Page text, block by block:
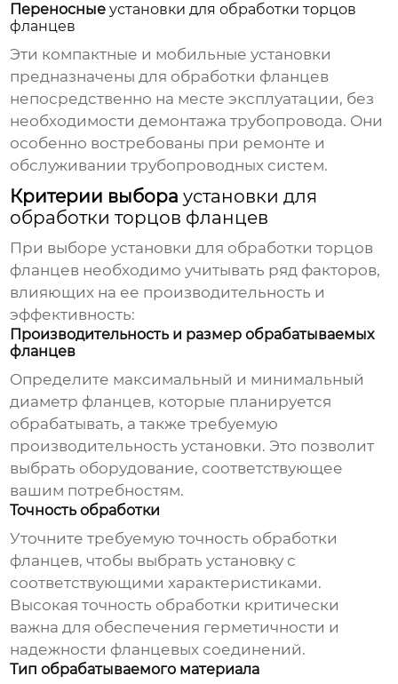
Переносныеустановки для обработки торцов
фланцев
Эти компактные и мобильные установки
предназначены для обработки фланцев
непосредственно на месте эксплуатации, без
необходимости демонтажа трубопровода. Они
особенно востребованы при ремонте и
обслуживании трубопроводных систем.
Критерии выбораустановки для
обработки торцов фланцев
При выбореустановки для обработки торцов
фланцев необходимо учитывать ряд факторов,
влияющих на ее производительность и
эффективность:
Производительность и размер обрабатываемых
фланцев
Определите максимальный и минимальный
диаметр фланцев, которые планируется
обрабатывать, а также требуемую
производительность установки. Это позволит
выбрать оборудование, соответствующее
вашим потребностям.
Точность обработки
Уточните требуемую точность обработки
фланцев, чтобы выбрать установку с
соответствующими характеристиками.
Высокая точность обработки критически
важна для обеспечения герметичности и
надежности фланцевых соединений.
Тип обрабатываемого материала